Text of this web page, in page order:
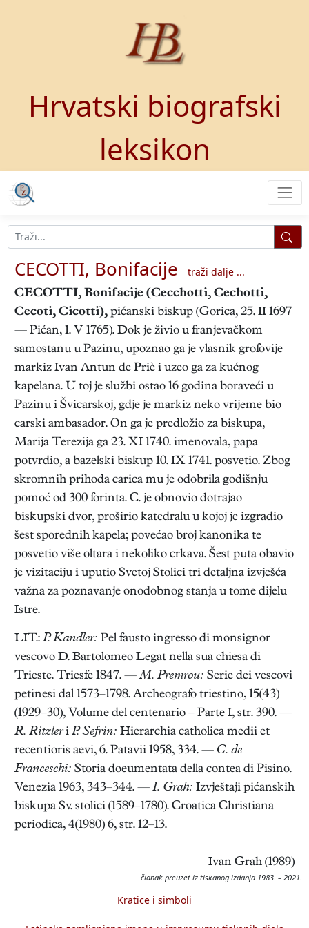
Hrvatski biografski
leksikon
CECOTTI, Bonifacije
traži dalje ...
CECOTTI, Bonifacije (Cecchotti, Cechotti,
Cecoti, Cicotti), pićanski biskup (Gorica, 25. II 1697
— Pićan, 1. V 1765). Dok je živio u franjevačkom
samostanu u Pazinu, upoznao ga je vlasnik grofovije
markiz Ivan Antun de Priè i uzeo ga za kućnog
kapelana. U toj je službi ostao 16 godina boraveći u
Pazinu i Švicarskoj, gdje je markiz neko vrijeme bio
carski ambasador. On ga je predložio za biskupa,
Marija Terezija ga 23. XI 1740. imenovala, papa
potvrdio, a bazelski biskup 10. IX 1741. posvetio. Zbog
skromnih prihoda carica mu je odobrila godišnju
pomoć od 300 forinta. C. je obnovio dotrajao
biskupski dvor, proširio katedralu u kojoj je izgradio
šest sporednih kapela; povećao broj kanonika te
posvetio više oltara i nekoliko crkava. Šest puta obavio
je vizitaciju i uputio Svetoj Stolici tri detaljna izvješća
važna za poznavanje onodobnog stanja u tome dijelu
Istre.
LIT.: P. Kandler: Pel fausto ingresso di monsignor
vescovo D. Bartolomeo Legat nella sua chiesa di
Trieste. Triesfe 1847. —M. Premrou: Serie dei vescovi
petinesi dal 1573–1798. Archeografo triestino, 15(43)
(1929–30), Volume del centenario – Parte I, str. 390. —
R. Ritzleri P. Sefrin: Hierarchia catholica medii et
recentioris aevi, 6. Patavii 1958, 334. — C. de
Franceschi: Storia doeumentata della contea di Pisino.
Venezia 1963, 343–344. — I. Grah: Izvještaji pićanskih
biskupa Sv. stolici (1589–1780). Croatica Christiana
periodica, 4(1980) 6, str. 12–13.
Ivan Grah (1989)
članak preuzet iz tiskanog izdanja 1983. – 2021.
Kratice i simboli